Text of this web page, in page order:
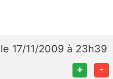
le 17/11/2009 à 23h39
+ -